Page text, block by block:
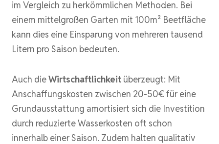
im Vergleich zu herkömmlichen Methoden. Bei
einem mittelgroßen Garten mit 100m² Beetfläche
kann dies eine Einsparung von mehreren tausend
Litern pro Saison bedeuten.
Auch dieWirtschaftlichkeit überzeugt: Mit
Anschaffungskosten zwischen 20-50€ für eine
Grundausstattung amortisiert sich die Investition
durch reduzierte Wasserkosten oft schon
innerhalb einer Saison. Zudem halten qualitativ